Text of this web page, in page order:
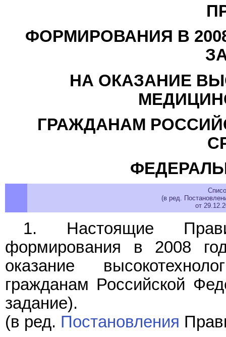
ФОРМИРОВАНИЯ В
НА ОКАЗАНИЕ
ГРАЖДАНАМ
(в ред.
от
1. Настоящие
формирования в 2008
оказание
гражданам Российской
задание).
(в ред. Постановления